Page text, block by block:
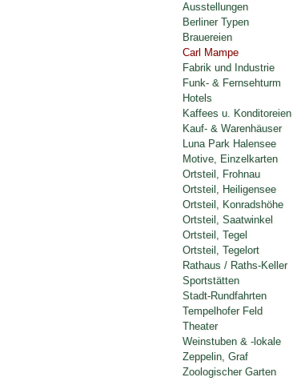
Ausstellungen
Berliner Typen
Brauereien
Carl Mampe
Fabrik und Industrie
Funk- & Fernsehturm
Hotels
Kaffees u. Konditoreien
Kauf- & Warenhäuser
Luna Park Halensee
Motive, Einzelkarten
Ortsteil, Frohnau
Ortsteil, Heiligensee
Ortsteil, Konradshöhe
Ortsteil, Saatwinkel
Ortsteil, Tegel
Ortsteil, Tegelort
Rathaus / Raths-Keller
Sportstätten
Stadt-Rundfahrten
Tempelhofer Feld
Theater
Weinstuben & -lokale
Zeppelin, Graf
Zoologischer Garten